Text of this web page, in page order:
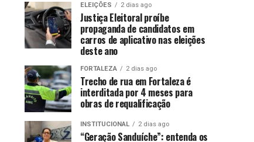
ELEIÇÕES 2 dias ago
Justiça Eleitoral proíbe
propaganda de candidatos em
carros de aplicativo nas eleições
deste ano
FORTALEZA 2 dias ago
Trecho de rua em Fortaleza é
interditada por 4 meses para
obras de requalificação
INSTITUCIONAL 2 dias ago
“Geração Sanduíche”: entenda os